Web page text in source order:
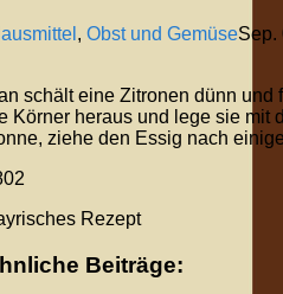
, Obst und GemüseSep.
schält eine Zitronen dünn
Körner heraus und lege sie mit
ziehe den Essig nach
Rezept
Beiträge: